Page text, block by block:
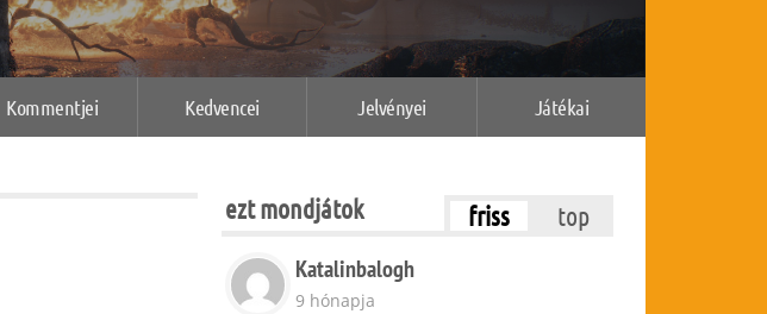
Kommentjei Kedvencei Jelvényei Játékai
ezt mondjátok friss
top
Katalinbalogh
9 hónapja